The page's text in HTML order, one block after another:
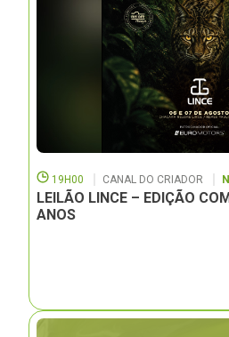
19H00 CANAL DO CRIADOR
LEILÃO LINCE – EDIÇÃO
ANOS